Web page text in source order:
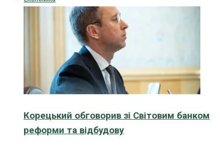
Корецький обговорив зі Світовим банком
реформи та відбудову